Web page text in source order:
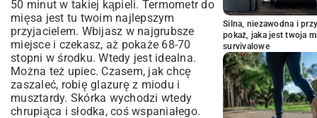
50 minut w takiej kąpieli. Termometr do
mięsa jest tu twoim najlepszym
przyjacielem. Wbijasz w najgrubsze
miejsce i czekasz, aż pokaże 68-70
stopni w środku. Wtedy jest idealna.
Można też upiec. Czasem, jak chcę
zaszaleć, robię glazurę z miodu i
musztardy. Skórka wychodzi wtedy
chrupiąca i słodka, coś wspaniałego.
Silna, niezawodna i
pokaż, jaka jest twoja
survivalowe